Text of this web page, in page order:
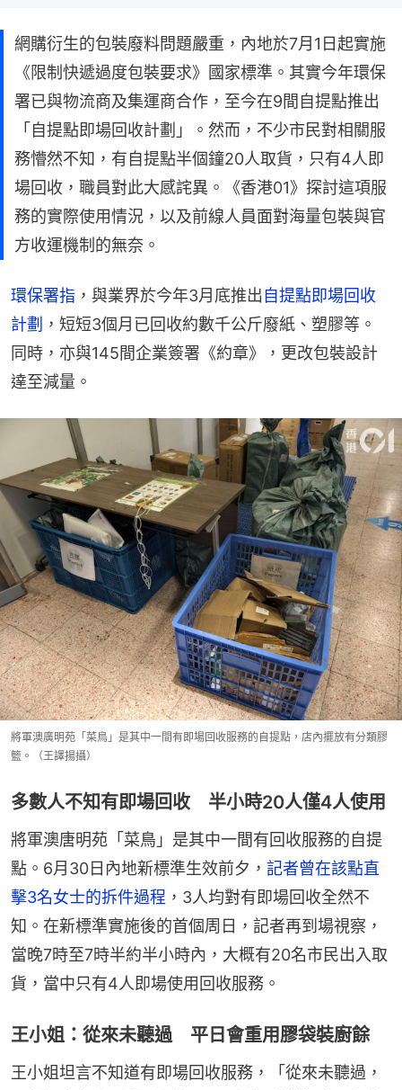
網購衍生的包裝廢料問題嚴重，內地於7月1日起實施
《限制快遞過度包裝要求》國家標準。其實今年環保
署已與物流商及集運商合作，至今在9間自提點推出
「自提點即場回收計劃」。然而，不少市民對相關服
務懵然不知，有自提點半個鐘20人取貨，只有4人即
場回收，職員對此大感詫異。《香港01》探討這項服
務的實際使用情況，以及前線人員面對海量包裝與官
方收運機制的無奈。
環保署指 ，與業界於今年3月底推出 自提點即場回收
計劃 ，短短3個月已回收約數千公斤廢紙、塑膠等。
同時，亦與145間企業簽署《約章》，更改包裝設計
達至減量。
將軍澳廣明苑「菜鳥」是其中一間有即場回收服務的自提點，店內擺放有分類膠
籃。（王譯揚攝）
多數人不知有即場回收 半小時20人僅4人使用
將軍澳唐明苑「菜鳥」是其中一間有回收服務的自提
點。6月30日內地新標準生效前夕， 記者曾在該點直
擊3名女士的拆件過程 ，3人均對有即場回收全然不
知。在新標準實施後的首個周日，記者再到場視察，
當晚7時至7時半約半小時內，大概有20名市民出入取
貨，當中只有4人即場使用回收服務。
王小姐：從來未聽過 平日會重用膠袋裝廚餘
王小姐坦言不知道有即場回收服務，「從來未聽過，